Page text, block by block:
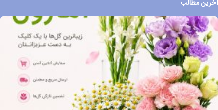
آخرین مطالب